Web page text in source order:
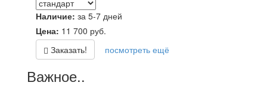
Наличие: за 5-7 дней
Цена: 11 700 руб.
Заказать!
посмотреть ещё
Важное..